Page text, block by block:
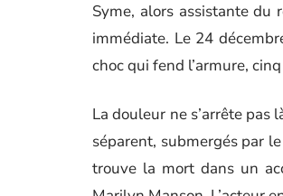
Syme, alors assistante du
immédiate. Le 24
choc qui fend l’armure,
La douleur ne s’arrête pas
séparent, submergés par
trouve la mort dans un